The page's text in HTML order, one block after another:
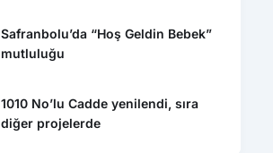
Safranbolu’da “Hoş Geldin Bebek”
mutluluğu
1010 No’lu Cadde yenilendi, sıra
diğer projelerde